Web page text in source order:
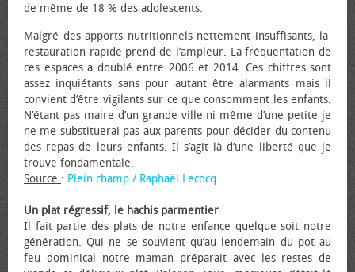
de même de 18 % des adolescents.
Malgré des apports nutritionnels nettement insuffisants, la
restauration rapide prend de l’ampleur. La fréquentation de
ces espaces a doublé entre 2006 et 2014. Ces chiffres sont
assez inquiétants sans pour autant être alarmants mais il
convient d’être vigilants sur ce que consomment les enfants.
N’étant pas maire d’un grande ville ni même d’une petite je
ne me substituerai pas aux parents pour décider du contenu
des repas de leurs enfants. Il s’agit là d’une liberté que je
trouve fondamentale.
Source : Plein champ / Raphaël Lecocq
Un plat régressif, le hachis parmentier
Il fait partie des plats de notre enfance quelque soit notre
génération. Qui ne se souvient qu’au lendemain du pot au
feu dominical notre maman préparait avec les restes de